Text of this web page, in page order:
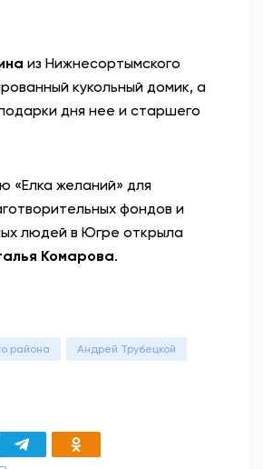
из Нижнесортымского
кукольный домик, а
дня нее и старшего
«Елка желаний» для
фондов и
людей в Югре открыла
Комарова.
района Андрей Трубецкой